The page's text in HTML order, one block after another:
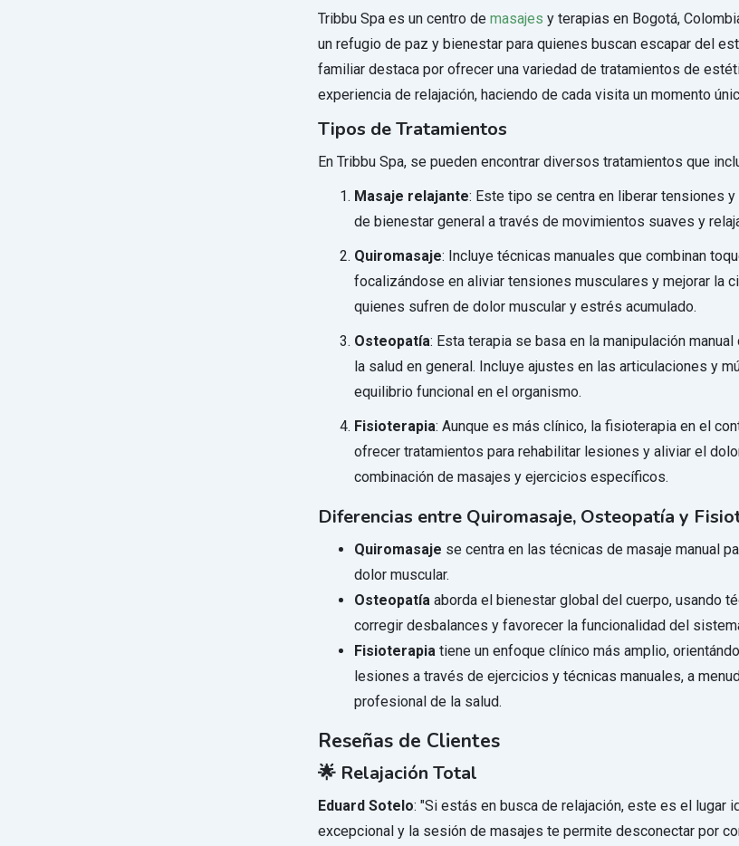
Tribbu Spa es un centro de masajes y terapias en Bogotá,
un refugio de paz y bienestar para quienes buscan escapar del
familiar destaca por ofrecer una variedad de tratamientos de
experiencia de relajación, haciendo de cada visita un momento
Tipos de Tratamientos
En Tribbu Spa, se pueden encontrar diversos tratamientos que
Masaje relajante: Este tipo se centra en liberar tensiones
de bienestar general a través de movimientos suaves y
Quiromasaje: Incluye técnicas manuales que combinan
focalizándose en aliviar tensiones musculares y mejorar la
quienes sufren de dolor muscular y estrés acumulado.
Osteopatía: Esta terapia se basa en la manipulación
la salud en general. Incluye ajustes en las articulaciones y
equilibrio funcional en el organismo.
Fisioterapia: Aunque es más clínico, la fisioterapia en el
ofrecer tratamientos para rehabilitar lesiones y aliviar el
combinación de masajes y ejercicios específicos.
Diferencias entre Quiromasaje, Osteopatía y
Quiromasaje se centra en las técnicas de masaje manual
dolor muscular.
Osteopatía aborda el bienestar global del cuerpo, usando
corregir desbalances y favorecer la funcionalidad del
Fisioterapia tiene un enfoque clínico más amplio,
lesiones a través de ejercicios y técnicas manuales, a
profesional de la salud.
Reseñas de Clientes
🌟 Relajación Total
Eduard Sotelo: "Si estás en busca de relajación, este es el lugar
excepcional y la sesión de masajes te permite desconectar por